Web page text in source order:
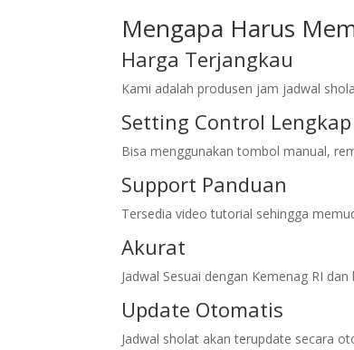
Mengapa Harus
Harga Terjangkau
Kami adalah produsen jam jadwal
Setting Control Lengkap
Bisa menggunakan tombol manual,
Support Panduan
Tersedia video tutorial sehingga
Akurat
Jadwal Sesuai dengan Kemenag RI
Update Otomatis
Jadwal sholat akan terupdate secara